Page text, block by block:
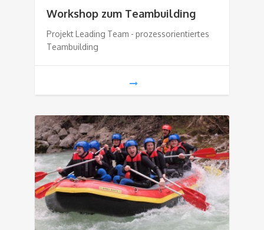
Workshop zum Teambuilding
Projekt Leading Team - prozessorientiertes
Teambuilding